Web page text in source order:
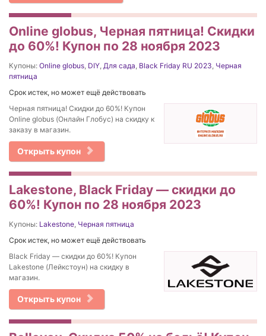
Online globus, Черная пятница! Скидки
до 60%! Купон по 28 ноября 2023
Купоны: Online globus, DIY, Для сада, Black Friday RU 2023, Черная
пятница
Срок истек, но может ещё действовать
Черная пятница! Скидки до 60%! Купон
Online globus (Онлайн Глобус) на скидку к
заказу в магазин.
Открыть купон
Lakestone, Black Friday — скидки до
60%! Купон по 28 ноября 2023
Купоны: Lakestone, Черная пятница
Срок истек, но может ещё действовать
Black Friday — скидки до 60%! Купон
Lakestone (Лейкстоун) на скидку в
магазин.
Открыть купон